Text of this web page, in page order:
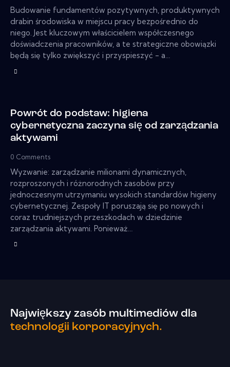
Budowanie fundamentów pozytywnych, produktywnych
drabin środowiska w miejscu pracy bezpośrednio do
niego. Jest kluczowym właścicielem współczesnego
doświadczenia pracowników, a te strategiczne obowiązki
będą się tylko zwiększyć i przyspieszyć - a…
Powrót do podstaw: higiena
cybernetyczna zaczyna się od zarządzania
aktywami
0 Comments
Wyzwanie: zarządzanie milionami dynamicznych,
rozproszonych i różnorodnych zasobów przy
jednoczesnym utrzymaniu wysokich standardów higieny
cybernetycznej. Zespoły IT poruszają się po nowych i
coraz trudniejszych przeszkodach w dziedzinie
zarządzania aktywami. Ponieważ…
Największy zasób multimediów dla
technologii korporacyjnych.